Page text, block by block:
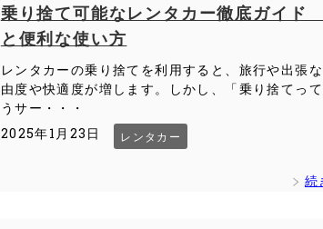
乗り捨て可能なレンタカー徹底ガイド
と便利な使い方
レンタカーの乗り捨てを利用すると、旅行や出張
由度や快適度が増します。しかし、「乗り捨てっ
うサー・・・
2025年1月23日
レンタカー
続